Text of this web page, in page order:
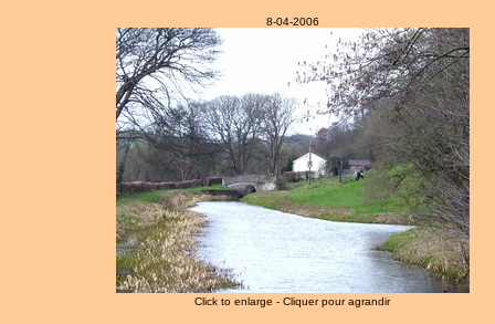
8-04-2006
Click to enlarge - Cliquer pour agrandir